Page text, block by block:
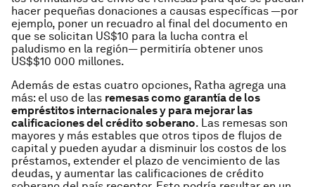
hacer pequeñas donaciones a causas específicas —por
ejemplo, poner un recuadro al final del documento en
que se solicitan US$10 para la lucha contra el
paludismo en la región— permitiría obtener unos
US$$10 000 millones.
Además de estas cuatro opciones, Ratha agrega una
más: el uso de las remesas como garantía de los
empréstitos internacionales y para mejorar las
calificaciones del crédito soberano. Las remesas son
mayores y más estables que otros tipos de flujos de
capital y pueden ayudar a disminuir los costos de los
préstamos, extender el plazo de vencimiento de las
deudas, y aumentar las calificaciones de crédito